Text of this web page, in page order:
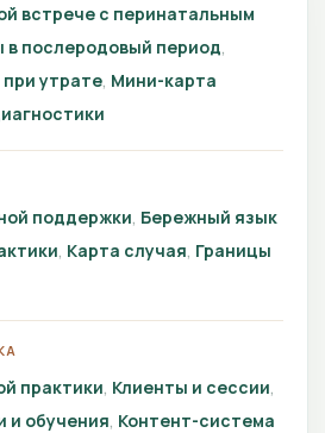
встрече с перинатальным
в послеродовый период
утрате Мини-карта
поддержки Бережный язык
Карта случая Границы
практики Клиенты и сессии
и обучения Контент-система